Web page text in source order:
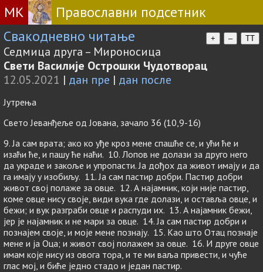
МК
Православни подсетник
Свакодневно читање
+ – TT
Седмица друга – Мироносица
Свети Василије Острошки Чудотворац
12.05.2021 | дан пре | дан после
Јутрења
Свето Јеванђеље од Јована, зачало 36 (10,9-16)
9. Ја сам врата; ако ко уђе кроз мене спашће се, и ући ће и
изаћи ће, и пашу ће наћи. 10. Лопов не долази за друго него
да украде и закоље и упропасти. Ја дођох да живот имају и да
га имају у изобиљу. 11. Ја сам пастир добри. Пастир добри
живот свој полаже за овце. 12. А најамник, који није пастир,
коме овце нису своје, види вука где долази, и оставља овце, и
бежи; и вук разграби овце и распуди их. 13. А најамник бежи,
јер је најамник и не мари за овце. 14. Ја сам пастир добри и
познајем своје, и моје мене познају. 15. Као што Отац познаје
мене и ја Оца; и живот свој полажем за овце. 16. И друге овце
имам које нису из овога тора, и те ми ваља привести, и чуће
глас мој, и биће једно стадо и један пастир.